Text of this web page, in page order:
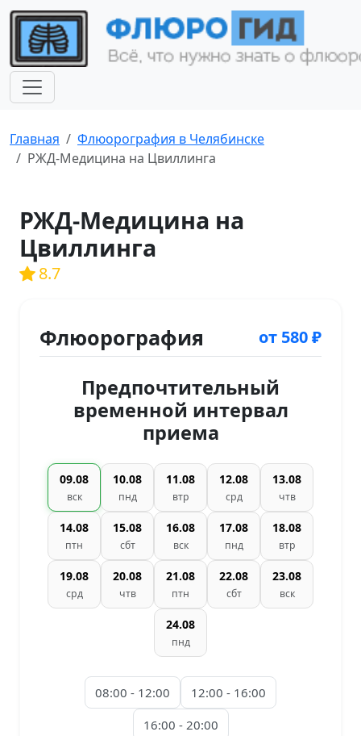
Главная
Флюорография в Челябинске
РЖД-Медицина на Цвиллинга
РЖД-Медицина на
Цвиллинга
8.7
Флюорография от 580 ₽
Предпочтительный
временной интервал
приема
09.08
вск
10.08
пнд
11.08
втр
12.08
срд
13.08
чтв
14.08
птн
15.08
сбт
16.08
вск
17.08
пнд
18.08
втр
19.08
срд
20.08
чтв
21.08
птн
22.08
сбт
23.08
вск
24.08
пнд
08:00 - 12:00
12:00 - 16:00
16:00 - 20:00